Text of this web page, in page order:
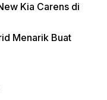
Kia Carens di
Menarik Buat